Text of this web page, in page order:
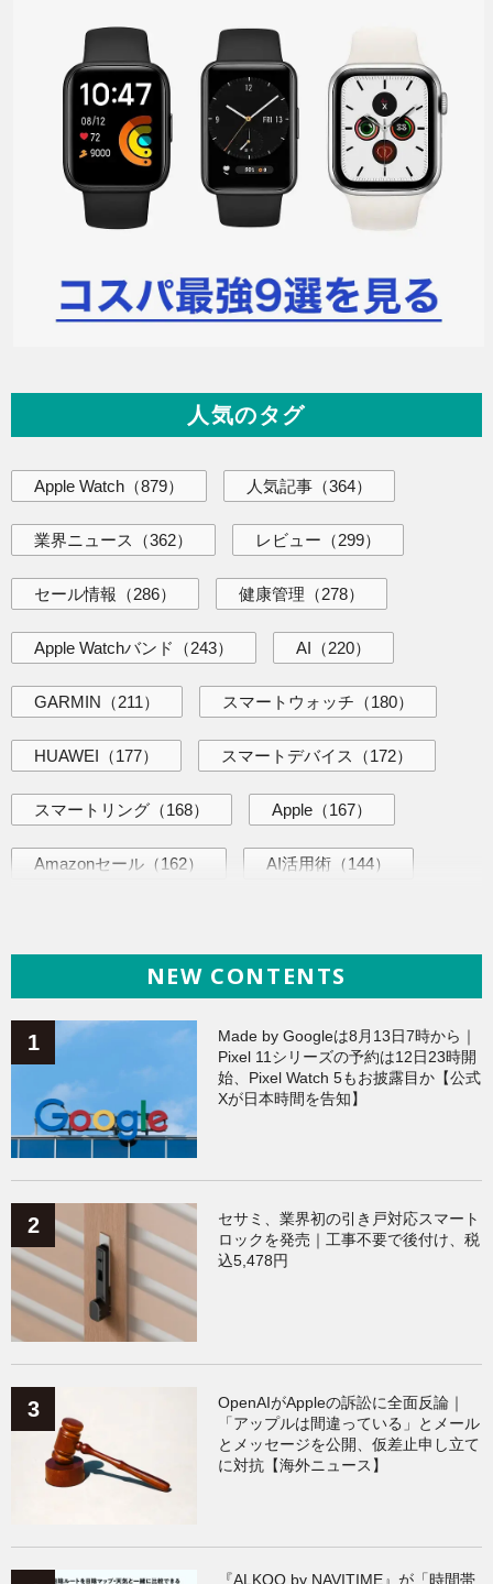
人気のタグ
Apple Watch （879） 人気記事 （364）
業界ニュース （362） レビュー （299）
セール情報 （286） 健康管理 （278）
Apple Watchバンド （243） AI （220）
GARMIN （211） スマートウォッチ （180）
HUAWEI （177） スマートデバイス （172）
スマートリング （168） Apple （167）
Amazonセール （162） AI活用術 （144）
ガジェット（134）
Galaxy（133） （131）
AppleWatchアクセサリー（123） Fitbit（121）
Xiaomi（118）
NEW CONTENTS
Made by Googleは8月13日7時から｜
Pixel 11シリーズの予約は12日23時開
始、Pixel Watch 5もお披露目か【公式
Xが日本時間を告知】
セサミ、業界初の引き戸対応スマート
ロックを発売｜工事不要で後付け、税
込5,478円
OpenAIがAppleの訴訟に全面反論｜
「アップルは間違っている」とメール
とメッセージを公開、仮差止申し立て
に対抗【海外ニュース】
『ALKOO by NAVITIME』が「時間帯